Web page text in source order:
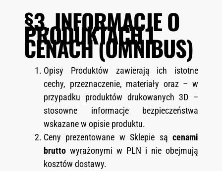
§3. INFORMACJE O
PRODUKTACH I
CENACH (OMNIBUS)
Opisy Produktów zawierają ich istotne
cechy, przeznaczenie, materiały oraz – w
przypadku produktów drukowanych 3D –
stosowne informacje bezpieczeństwa
wskazane w opisie produktu.
Ceny prezentowane w Sklepie są cenami
brutto wyrażonymi w PLN i nie obejmują
kosztów dostawy.